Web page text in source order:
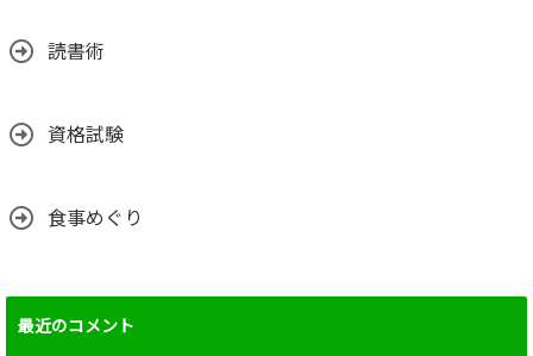
読書術
資格試験
食事めぐり
最近のコメント